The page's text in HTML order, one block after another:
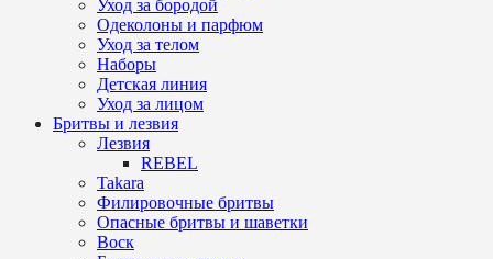
Уход за бородой
Одеколоны и парфюм
Уход за телом
Наборы
Детская линия
Уход за лицом
Бритвы и лезвия
Лезвия
REBEL
Takara
Филировочные бритвы
Опасные бритвы и шаветки
Воск